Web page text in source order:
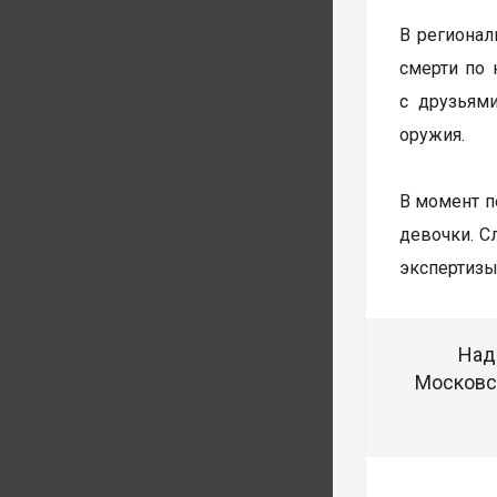
В
смерти по
с
оружия.
В момент
девочки.